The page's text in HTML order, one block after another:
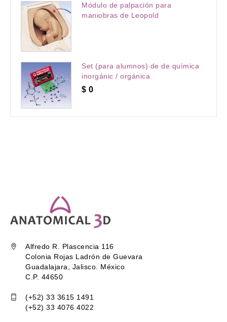
Módulo de palpación para
maniobras de Leopold
Set (para alumnos) de de química
inorgánic / orgánica
$ 0
Alfredo R. Plascencia 116
Colonia Rojas Ladrón de Guevara
Guadalajara, Jalisco. México
C.P. 44650
(+52) 33 3615 1491
(+52) 33 4076 4022